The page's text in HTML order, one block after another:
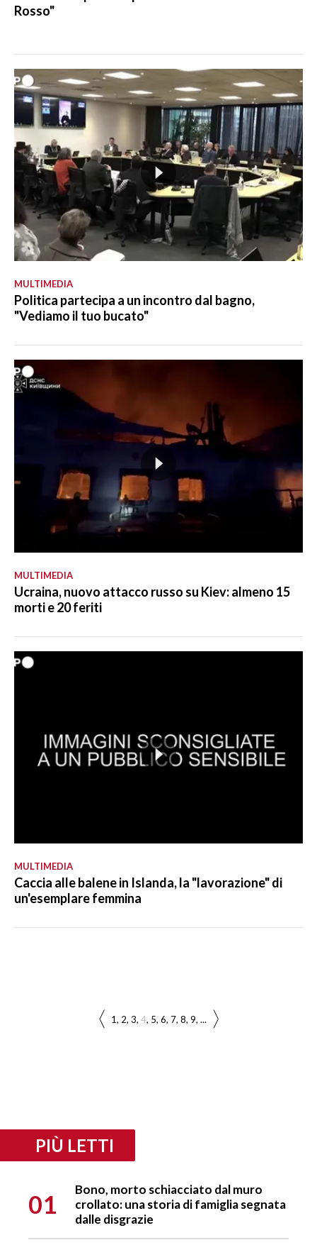
Rosso"
MULTIMEDIA
Politica partecipa a un incontro dal bagno,
"Vediamo il tuo bucato"
MULTIMEDIA
Ucraina, nuovo attacco russo su Kiev: almeno 15
morti e 20 feriti
MULTIMEDIA
Caccia alle balene in Islanda, la "lavorazione" di
un'esemplare femmina
1 2 3 4 5 6 7 8 9 ...
PIÙ LETTI
01
Bono, morto schiacciato dal muro
crollato: una storia di famiglia segnata
dalle disgrazie